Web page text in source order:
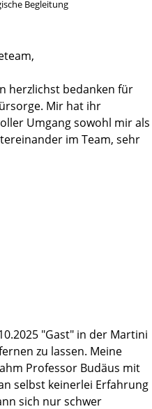
habe. Ein solch netter und
und seinen
wurden besonders
Dank der
ich am 12. April 2026
verlassen, wofür ich
von Herzen dankbar
Begleitung
herzlichst bedanken für
Mir hat ihr
Umgang sowohl mir als
im Team, sehr
tragen in dieser
als Betroffener guter
den Ärzten waren immer
ich jedem nur ans Herz
op-
Beckenbodentraining,
sehr geholfen
"Gast" in der Martini
zu lassen. Meine
Professor Budäus mit
selbst keinerlei Erfahrung
sich nur schwer